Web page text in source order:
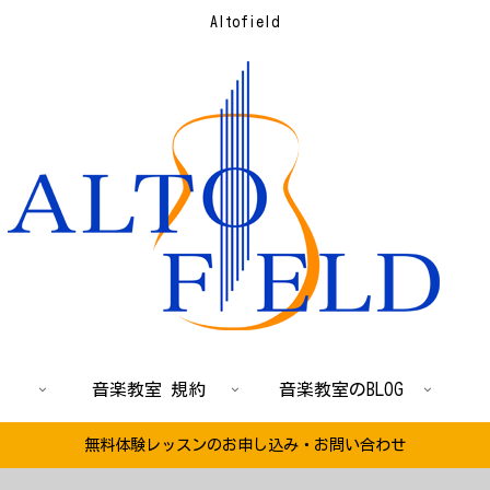
Altofield
音楽教室 規約 音楽教室のBLOG
無料体験レッスンのお申し込み・お問い合わせ